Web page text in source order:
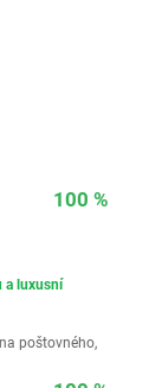
100 %
a luxusní
poštovného,